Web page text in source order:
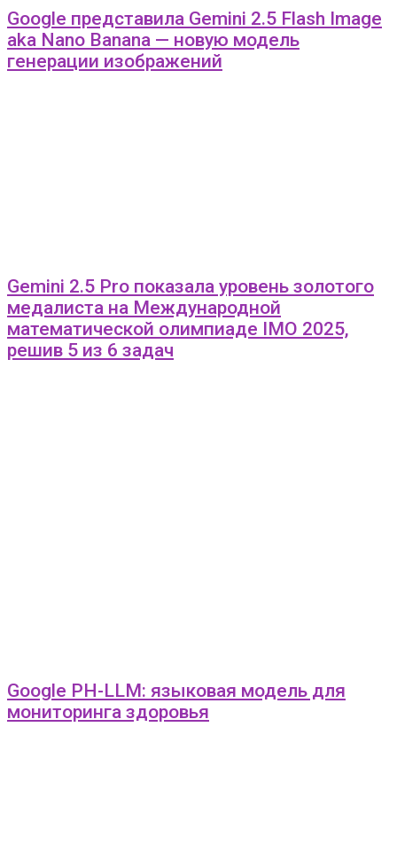
Google представила Gemini 2.5 Flash Image
aka Nano Banana — новую модель
генерации изображений
Gemini 2.5 Pro показала уровень золотого
медалиста на Международной
математической олимпиаде IMO 2025,
решив 5 из 6 задач
Google PH-LLM: языковая модель для
мониторинга здоровья